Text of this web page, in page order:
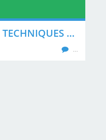
LES LIMITES TECHNIQUES DES MATÉRIAUX BIODÉGRADABLES DONT PERSONNE NE PARLE
…